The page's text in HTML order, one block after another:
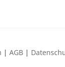
AGB